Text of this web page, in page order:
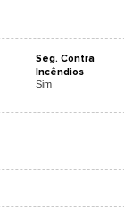
Seg. Contra
Incêndios
Sim